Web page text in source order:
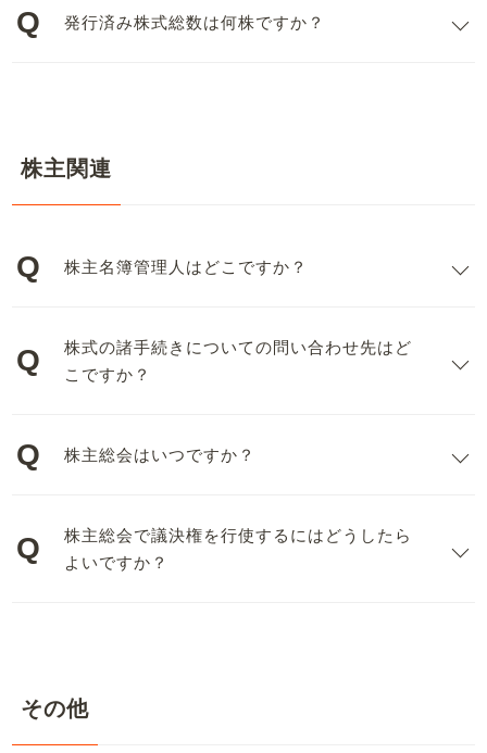
発行済み株式総数は何株ですか？
株主関連
株主名簿管理人はどこですか？
株式の諸手続きについての問い合わせ先はど
こですか？
株主総会はいつですか？
株主総会で議決権を行使するにはどうしたら
よいですか？
その他